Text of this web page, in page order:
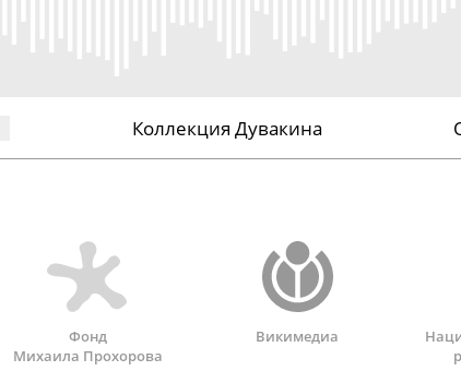
Коллекция Дувакина
Фонд
Михаила Прохорова
Викимедиа